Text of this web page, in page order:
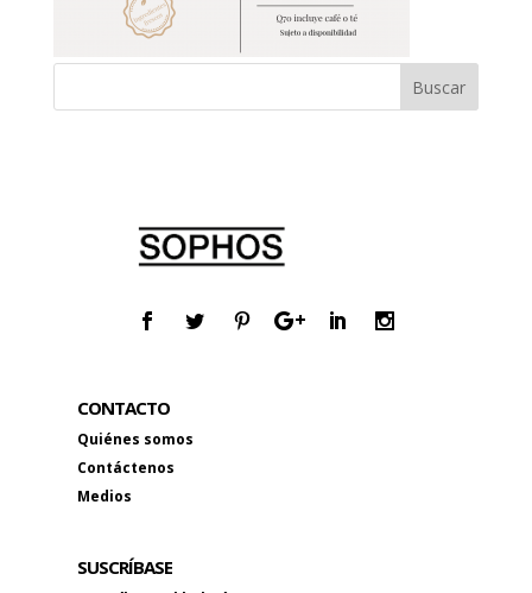
CONTACTO
Quiénes somos
Contáctenos
Medios
SUSCRÍBASE